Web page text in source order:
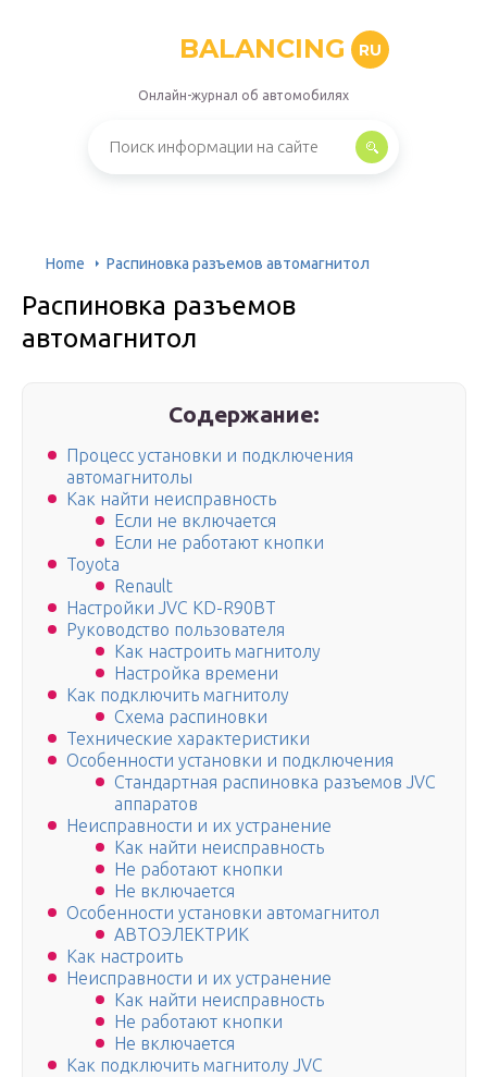
BALANCING RU
Онлайн-журнал об автомобилях
Home Распиновка разъемов автомагнитол
Распиновка разъемов
автомагнитол
Содержание:
Процесс установки и подключения
автомагнитолы
Как найти неисправность
Если не включается
Если не работают кнопки
Toyota
Renault
Настройки JVC KD-R90BT
Руководство пользователя
Как настроить магнитолу
Настройка времени
Как подключить магнитолу
Схема распиновки
Технические характеристики
Особенности установки и подключения
Стандартная распиновка разъемов JVC
аппаратов
Неисправности и их устранение
Как найти неисправность
Не работают кнопки
Не включается
Особенности установки автомагнитол
АВТОЭЛЕКТРИК
Как настроить
Неисправности и их устранение
Как найти неисправность
Не работают кнопки
Не включается
Как подключить магнитолу JVC